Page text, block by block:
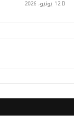
12 يونيو، 2026